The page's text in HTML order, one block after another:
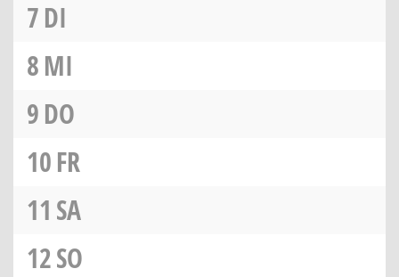
7DI
8MI
9DO
10FR
11 SA
12SO